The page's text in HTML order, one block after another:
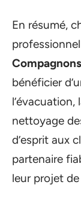
En résumé,
bénéficier
nettoyage
d’esprit aux
partenaire
leur projet